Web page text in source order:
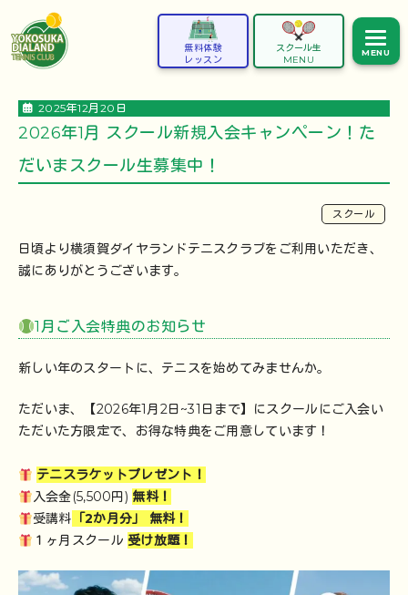
無料体験
レッスン
スクール生
MENU
MENU
2025年12月20日
2026年1月 スクール新規入会キャンペーン！た
だいまスクール生募集中！
スクール
日頃より横須賀ダイヤランドテニスクラブをご利用いただき、
誠にありがとうございます。
1月ご入会特典のお知らせ
新しい年のスタートに、テニスを始めてみませんか。
ただいま、【2026年1月2日~31日まで】にスクールにご入会い
ただいた方限定で、お得な特典をご用意しています！
テニスラケットプレゼント！
入会金(5,500円) 無料！
受講料 「2か月分」 無料！
１ヶ月スクール 受け放題！